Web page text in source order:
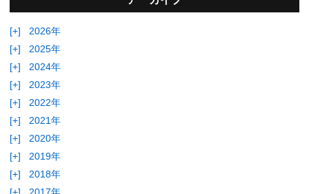
[+]
2026年
[+]
2025年
[+]
2024年
[+]
2023年
[+]
2022年
[+]
2021年
[+]
2020年
[+]
2019年
[+]
2018年
[+]
2017年